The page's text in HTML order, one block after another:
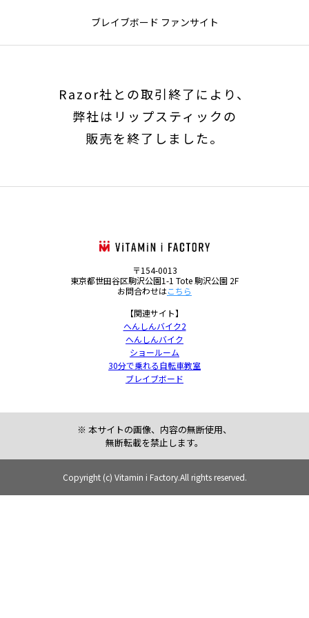
ブレイブボード ファンサイト
Razor社との取引終了により、
弊社はリップスティックの
販売を終了しました。
〒154-0013
東京都世田谷区駒沢公園1-1 Tote 駒沢公園 2F
お問合わせはこちら
【関連サイト】
へんしんバイク2
へんしんバイク
ショールーム
30分で乗れる自転車教室
ブレイブボード
※ 本サイトの画像、内容の無断使用、
無断転載を禁止します。
Copyright (c) Vitamin i Factory.All rights reserved.